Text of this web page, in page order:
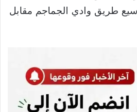
طريق وادي الجماجم مقابل